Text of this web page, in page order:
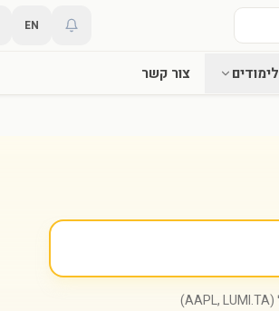
EN
לימודים צור קשר